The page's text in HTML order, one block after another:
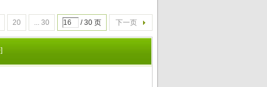
20 ... 30 / 30 页 下一页